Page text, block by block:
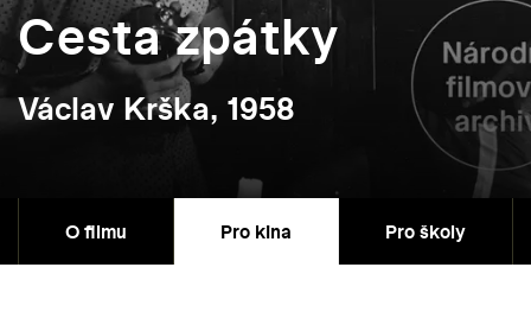
Cesta zpátky
Václav Krška, 1958
O filmu Pro kina Pro školy